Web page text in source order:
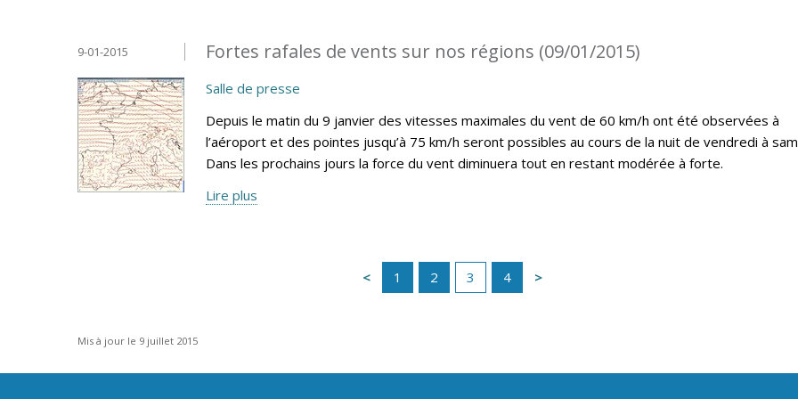
Fortes rafales de vents sur nos régions (09/01/2015)
9-01-2015
Salle de presse
Depuis le matin du 9 janvier des vitesses maximales du vent de 60 km/h ont été observées à
l’aéroport et des pointes jusqu’à 75 km/h seront possibles au cours de la nuit de vendredi à
Dans les prochains jours la force du vent diminuera tout en restant modérée à forte.
Lire plus
1 2 3 4
Mis à jour le 9 juillet 2015